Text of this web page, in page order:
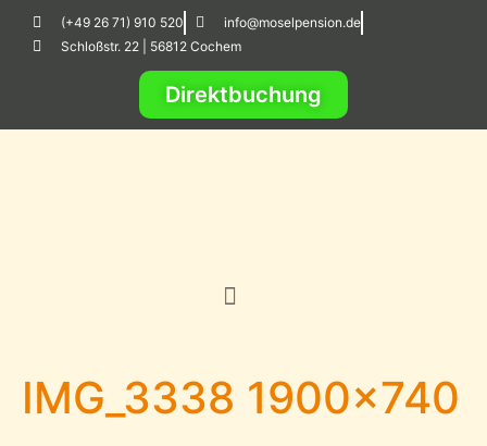
(+49 26 71) 910 520
info@moselpension.de
Schloßstr. 22 | 56812 Cochem
Direktbuchung
IMG_3338 1900×740